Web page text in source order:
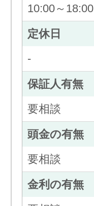
10:00～18:00
定休日
-
保証人有無
要相談
頭金の有無
要相談
金利の有無